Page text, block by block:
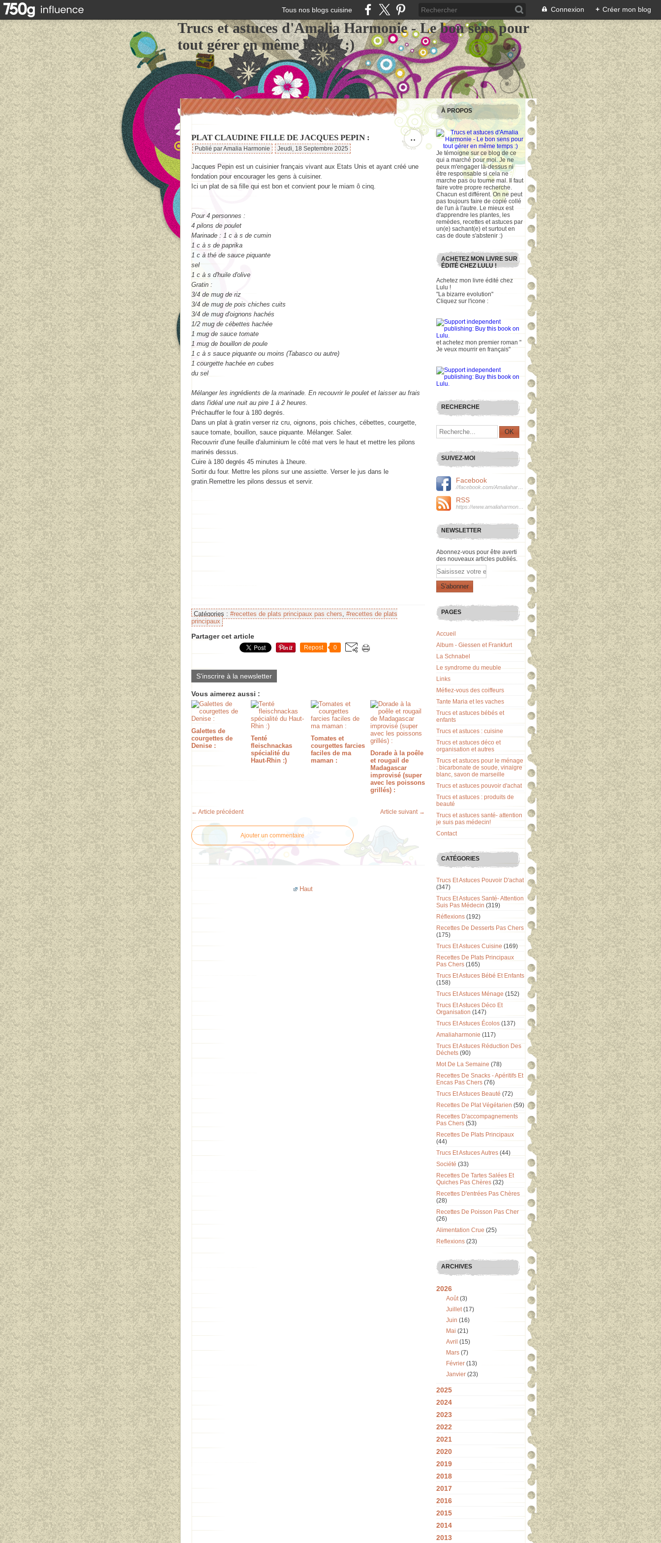
Tous nos blogs cuisine Connexion + Créer mon blog
Trucs et astuces d'Amalia Harmonie - Le bon sens pour
tout gérer en même temps :)
…
PLAT CLAUDINE FILLE DE JACQUES PEPIN :
Publié par Amalia Harmonie Jeudi, 18 Septembre 2025
Jacques Pepin est un cuisinier français vivant aux Etats Unis et ayant créé une
fondation pour encourager les gens à cuisiner.
Ici un plat de sa fille qui est bon et convient pour le miam ô cinq.
Pour 4 personnes :
4 pilons de poulet
Marinade : 1 c à s de cumin
1 c à s de paprika
1 c à thé de sauce piquante
sel
1 c à s d'huile d'olive
Gratin :
3/4 de mug de riz
3/4 de mug de pois chiches cuits
3/4 de mug d'oignons hachés
1/2 mug de cébettes hachée
1 mug de sauce tomate
1 mug de bouillon de poule
1 c à s sauce piquante ou moins (Tabasco ou autre)
1 courgette hachée en cubes
du sel
Mélanger les ingrédients de la marinade. En recouvrir le poulet et laisser au frais
dans l'idéal une nuit au pire 1 à 2 heures.
Préchauffer le four à 180 degrés.
Dans un plat à gratin verser riz cru, oignons, pois chiches, cébettes, courgette,
sauce tomate, bouillon, sauce piquante. Mélanger. Saler.
Recouvrir d'une feuille d'aluminium le côté mat vers le haut et mettre les pilons
marinés dessus.
Cuire à 180 degrés 45 minutes à 1heure.
Sortir du four. Mettre les pilons sur une assiette. Verser le jus dans le
gratin.Remettre les pilons dessus et servir.
Catégories : #recettes de plats principaux pas chers, #recettes de plats
principaux
Partager cet article
Repost 0
S'inscrire à la newsletter
Vous aimerez aussi :
Galettes de
courgettes de
Denise :
Tenté
fleischnackas
spécialité du
Haut-Rhin :)
Tomates et
courgettes farcies
faciles de ma
maman :
Dorade à la poêle
et rougail de
Madagascar
improvisé (super
avec les poissons
grillés) :
← Article précédent Article suivant →
Ajouter un commentaire
Haut
À PROPOS
Je témoigne sur ce blog de ce
qui a marché pour moi. Je ne
peux m'engager là-dessus ni
être responsable si cela ne
marche pas ou tourne mal. Il faut
faire votre propre recherche.
Chacun est différent. On ne peut
pas toujours faire de copié collé
de l'un à l'autre. Le mieux est
d'apprendre les plantes, les
remèdes, recettes et astuces par
un(e) sachant(e) et surtout en
cas de doute s'abstenir :)
ACHETEZ MON LIVRE SUR
ÉDITÉ CHEZ LULU !
Achetez mon livre édité chez
Lulu !
"La bizarre evolution"
Cliquez sur l'icone :
et achetez mon premier roman "
Je veux mourrir en français"
RECHERCHE
SUIVEZ-MOI
Facebook
RSS
NEWSLETTER
Abonnez-vous pour être averti
des nouveaux articles publiés.
Email
PAGES
Accueil
Album - Giessen et Frankfurt
La Schnabel
Le syndrome du meuble
Links
Méfiez-vous des coiffeurs
Tante Maria et les vaches
Trucs et astuces bébés et
enfants
Trucs et astuces : cuisine
Trucs et astuces déco et
organisation et autres
Trucs et astuces pour le ménage
: bicarbonate de soude, vinaigre
blanc, savon de marseille
Trucs et astuces pouvoir d'achat
Trucs et astuces : produits de
beauté
Trucs et astuces santé- attention
je suis pas médecin!
Contact
CATÉGORIES
Trucs Et Astuces Pouvoir D'achat
(347)
Trucs Et Astuces Santé- Attention
Suis Pas Médecin (319)
Réflexions (192)
Recettes De Desserts Pas Chers
(175)
Trucs Et Astuces Cuisine (169)
Recettes De Plats Principaux
Pas Chers (165)
Trucs Et Astuces Bébé Et Enfants
(158)
Trucs Et Astuces Ménage (152)
Trucs Et Astuces Déco Et
Organisation (147)
Trucs Et Astuces Écolos (137)
Amaliaharmonie (117)
Trucs Et Astuces Réduction Des
Déchets (90)
Mot De La Semaine (78)
Recettes De Snacks - Apéritifs Et
Encas Pas Chers (76)
Trucs Et Astuces Beauté (72)
Recettes De Plat Végétarien (59)
Recettes D'accompagnements
Pas Chers (53)
Recettes De Plats Principaux
(44)
Trucs Et Astuces Autres (44)
Société (33)
Recettes De Tartes Salées Et
Quiches Pas Chères (32)
Recettes D'entrées Pas Chères
(28)
Recettes De Poisson Pas Cher
(26)
Alimentation Crue (25)
Reflexions (23)
ARCHIVES
2026
Août(3)
Juillet(17)
Juin (16)
Mai (21)
Avril (15)
Mars (7)
Février (13)
Janvier (23)
2025
2024
2023
2022
2021
2020
2019
2018
2017
2016
2015
2014
2013